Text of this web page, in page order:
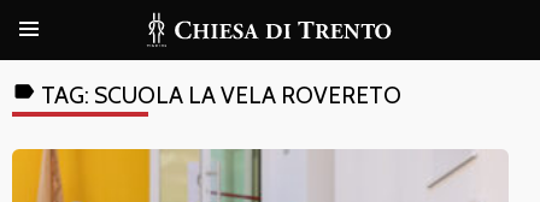
label TAG: SCUOLA LA VELA ROVERETO